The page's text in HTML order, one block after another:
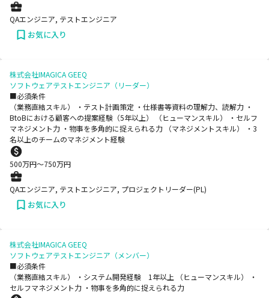
QAエンジニア, テストエンジニア
お気に入り
株式会社IMAGICA GEEQ
ソフトウェアテストエンジニア（リーダー）
■必須条件
（業務直結スキル） ・テスト計画策定 ・仕様書等資料の理解力、読解力 ・
BtoBにおける顧客への提案経験（5年以上） （ヒューマンスキル） ・セルフ
マネジメント力 ・物事を多角的に捉えられる力 （マネジメントスキル） ・3
名以上のチームのマネジメント経験
500万円〜750万円
QAエンジニア, テストエンジニア, プロジェクトリーダー(PL)
お気に入り
株式会社IMAGICA GEEQ
ソフトウェアテストエンジニア（メンバー）
■必須条件
（業務直結スキル） ・システム開発経験 1年以上 （ヒューマンスキル） ・
セルフマネジメント力 ・物事を多角的に捉えられる力